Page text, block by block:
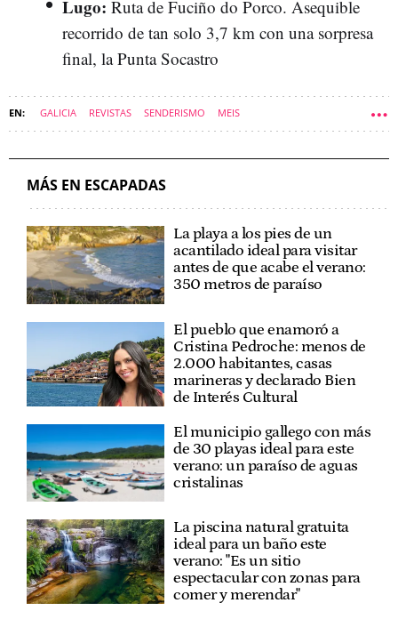
Lugo: Ruta de Fuciño do Porco. Asequible
recorrido de tan solo 3,7 km con una sorpresa
final, la Punta Socastro
GALICIA REVISTAS SENDERISMO MEIS
RUTAS DE SENDERISMO
MÁS EN ESCAPADAS
La playa a los pies de un
acantilado ideal para visitar
antes de que acabe el verano:
350 metros de paraíso
El pueblo que enamoró a
Cristina Pedroche: menos de
2.000 habitantes, casas
marineras y declarado Bien
de Interés Cultural
El municipio gallego con más
de 30 playas ideal para este
verano: un paraíso de aguas
cristalinas
La piscina natural gratuita
ideal para un baño este
verano: "Es un sitio
espectacular con zonas para
comer y merendar"